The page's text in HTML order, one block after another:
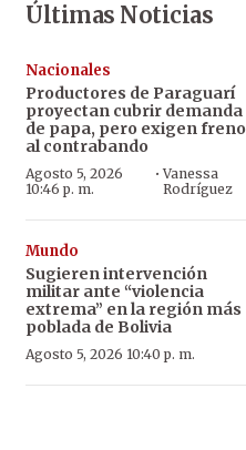
Últimas Noticias
Nacionales
Productores de Paraguarí
proyectan cubrir demanda
de papa, pero exigen freno
al contrabando
Agosto 5, 2026
10:46 p. m.
·Vanessa
Rodríguez
Mundo
Sugieren intervención
militar ante “violencia
extrema” en la región más
poblada de Bolivia
Agosto 5, 2026 10:40 p. m.